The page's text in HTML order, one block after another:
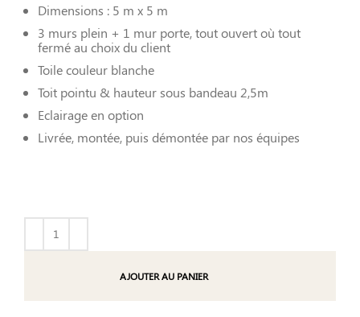
Dimensions : 5 m x 5 m
3 murs plein + 1 mur porte, tout ouvert où tout
fermé au choix du client
Toile couleur blanche
Toit pointu & hauteur sous bandeau 2,5m
Eclairage en option
Livrée, montée, puis démontée par nos équipes
AJOUTER AU PANIER